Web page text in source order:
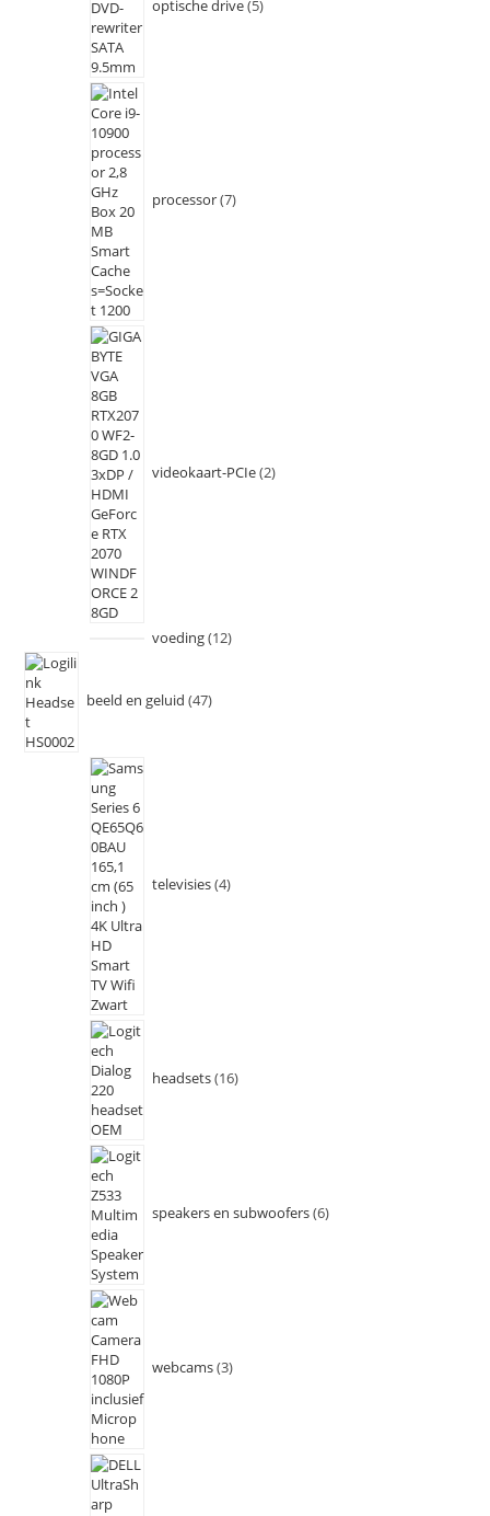
optische drive 5
processor 7
videokaart-PCIe 2
voeding 12
beeld en geluid 47
televisies 4
headsets 16
speakers en subwoofers 6
webcams 3